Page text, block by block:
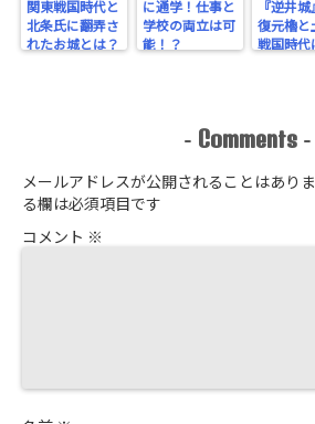
関東戦国時代と
北条氏に翻弄さ
れたお城とは？
に通学！仕事と
学校の両立は可
能！？
『逆井
復元櫓と
戦国時代
- Comments -
メールアドレスが公開されることはありま
る欄は必須項目です
コメント ※